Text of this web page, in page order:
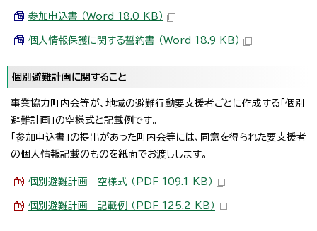
参加申込書 （Word 18.0 KB）
個人情報保護に関する誓約書 （Word 18.9 KB）
個別避難計画に関すること
事業協力町内会等が、地域の避難行動要支援者ごとに作成する「個別
避難計画」の空様式と記載例です。
「参加申込書」の提出があった町内会等には、同意を得られた要支援者
の個人情報記載のものを紙面でお渡しします。
個別避難計画 空様式 （PDF 109.1 KB）
個別避難計画 記載例 （PDF 125.2 KB）